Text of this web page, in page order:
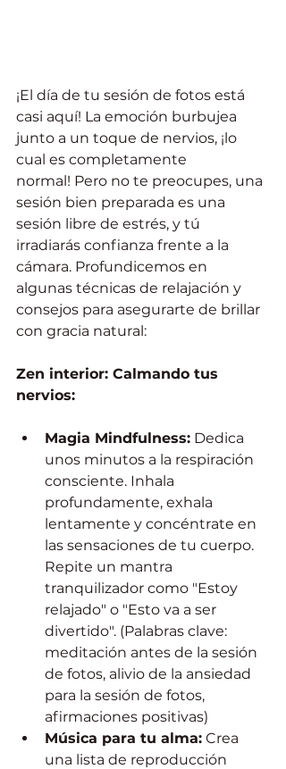
¡El día de tu sesión de fotos está
casi aquí! La emoción burbujea
junto a un toque de nervios, ¡lo
cual es completamente
normal! Pero no te preocupes, una
sesión bien preparada es una
sesión libre de estrés, y tú
irradiarás confianza frente a la
cámara. Profundicemos en
algunas técnicas de relajación y
consejos para asegurarte de brillar
con gracia natural:
Zen interior: Calmando tus
nervios:
Magia Mindfulness: Dedica
unos minutos a la respiración
consciente. Inhala
profundamente, exhala
lentamente y concéntrate en
las sensaciones de tu cuerpo.
Repite un mantra
tranquilizador como "Estoy
relajado" o "Esto va a ser
divertido". (Palabras clave:
meditación antes de la sesión
de fotos, alivio de la ansiedad
para la sesión de fotos,
afirmaciones positivas)
Música para tu alma: Crea
una lista de reproducción